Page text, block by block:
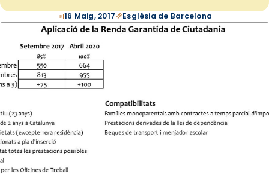
16 Maig, 2017 Església de Barcelona